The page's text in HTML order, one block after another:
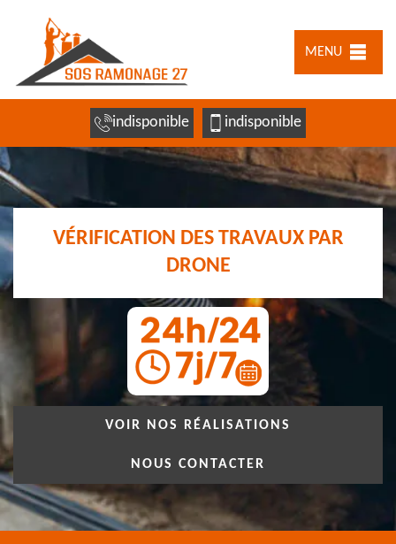
MENU
indisponible indisponible
VÉRIFICATION DES TRAVAUX PAR
DRONE
VOIR NOS RÉALISATIONS
NOUS CONTACTER